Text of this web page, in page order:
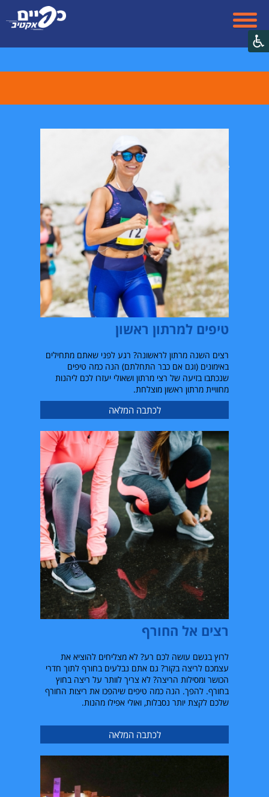
Lifestyle
ביקורת מוצרים
טיפים למרתון ראשון
רצים השנה מרתון לראשונה? רגע לפני שאתם מתחילים
באימונים (וגם אם כבר התחלתם) הנה כמה טיפים
שנכתבו בזיעה של רצי מרתון ושאולי יעזרו לכם ליהנות
מחוויית מרתון ראשון מוצלחת.
לכתבה המלאה
רצים אל החורף
לרוץ בגשם עושה לכם רע? לא מצליחים להוציא את
עצמכם לריצה בקור? גם אתם נבלעים בחורף לתוך חדרי
הכושר ומסילות הריצה? לא צריך לוותר על ריצה בחוץ
בחורף. להפך. הנה כמה טיפים שיהפכו את ריצות החורף
שלכם לקצת יותר נסבלות, ואולי אפילו מהנות.
לכתבה המלאה